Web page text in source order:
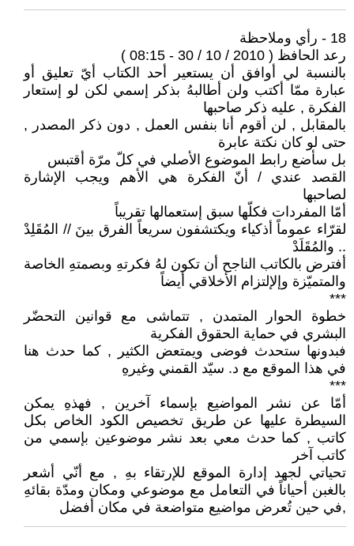
18 - رأي وملاحظة
رعد الحافظ ( 2010 / 10 / 30 - 08:15 )
بالنسبة لي أوافق أن يستعير أحد الكتاب أيّ تعليق أو
عبارة ممّا أكتب ولن أطالبهُ بذكر إسمي لكن لو إستعار
الفكرة , عليه ذكر صاحبها
بالمقابل , لن أقوم أنا بنفس العمل , دون ذكر المصدر ,
حتى لو كان نكتة عابرة
بل سأضع رابط الموضوع الأصلي في كلّ مرّة أقتبس
القصد عندي / أنّ الفكرة هي الأهم ويجب الإشارة
لصاحبها
أمّا المفردات فكلّها سبق إستعمالها تقريباً
لقرّاء عموماً أذكياء ويكتشفون سريعاً الفرق بينَ // المُقَلِدْ
.. والمُقَلَدْ
أفترض بالكاتب الناجح أن تكون لهُ فكرتهِ وبصمتهِ الخاصة
والمتميّزة وإلإلتزام الأخلاقي أيضاً
***
خطوة الحوار المتمدن , تتماشى مع قوانين التحضّر
البشري في حماية الحقوق الفكرية
فبدونها ستحدث فوضى ويمتعض الكثير , كما حدث هنا
في هذا الموقع مع د. سيّد القمني وغيرهِ
***
أمّا عن نشر المواضيع بإسماء آخرين , فهذهِ يمكن
السيطرة عليها عن طريق تخصيص الكود الخاص بكل
كاتب , كما حدث معي بعد نشر موضوعين بإسمي من
كاتب آخر
تحياتي لجهد إدارة الموقع للإرتقاء بهِ , مع أنّي أشعر
بالغبن أحياناً في التعامل مع موضوعي ومكان ومدّة بقائهِ
,في حين تُعرض مواضيع متواضعة في مكان أفضل